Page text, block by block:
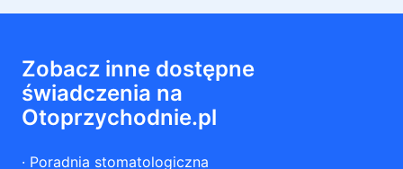
Zobacz inne dostępne
świadczenia na
Otoprzychodnie.pl
· Poradnia stomatologiczna